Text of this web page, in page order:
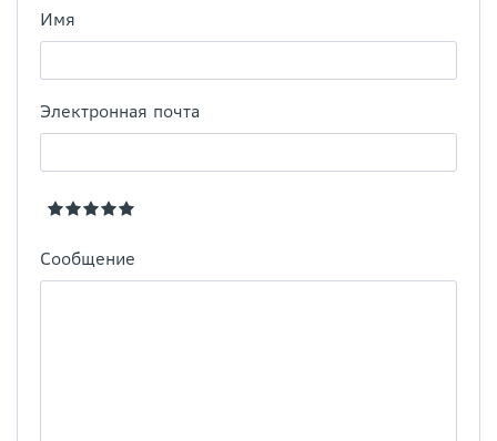
Имя
Электронная почта
Сообщение